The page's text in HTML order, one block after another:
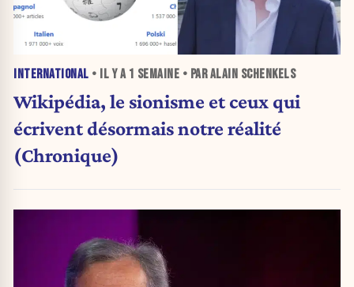
INTERNATIONAL • IL Y A 1 SEMAINE • PAR ALAIN SCHENKELS
Wikipédia, le sionisme et ceux qui
écrivent désormais notre réalité
(Chronique)